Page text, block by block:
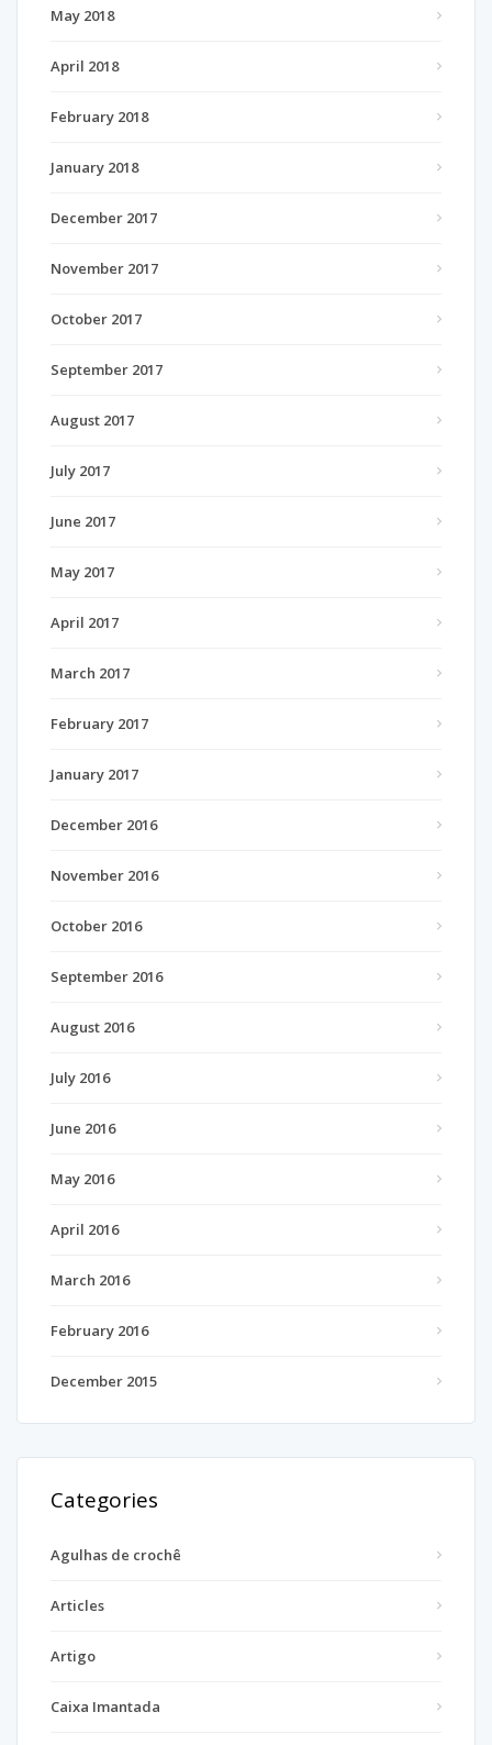
May 2018
April 2018
February 2018
January 2018
December 2017
November 2017
October 2017
September 2017
August 2017
July 2017
June 2017
May 2017
April 2017
March 2017
February 2017
January 2017
December 2016
November 2016
October 2016
September 2016
August 2016
July 2016
June 2016
May 2016
April 2016
March 2016
February 2016
December 2015
Categories
Agulhas de crochê
Articles
Artigo
Caixa Imantada